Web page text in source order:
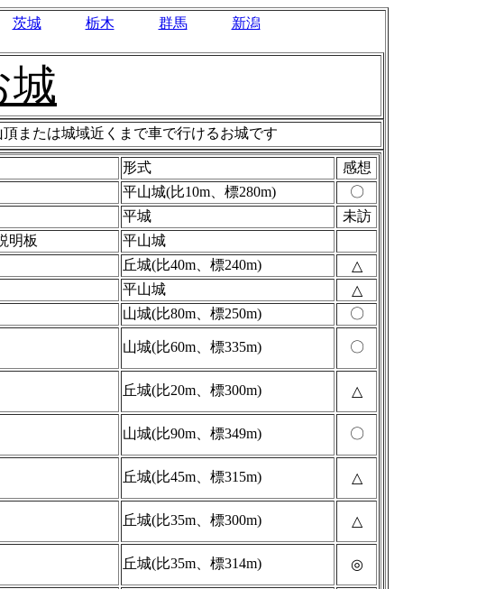
茨城 栃木 群馬 新潟
城
または城域近くまで車で行けるお城です
形式
感想
平山城(比10m、標280m)
〇
平城
未訪
明板
平山城
丘城(比40m、標240m)
△
平山城
△
山城(比80m、標250m) 〇
山城(比60m、標335m) 〇
丘城(比20m、標300m) △
山城(比90m、標349m) 〇
丘城(比45m、標315m) △
丘城(比35m、標300m) △
丘城(比35m、標314m) ◎